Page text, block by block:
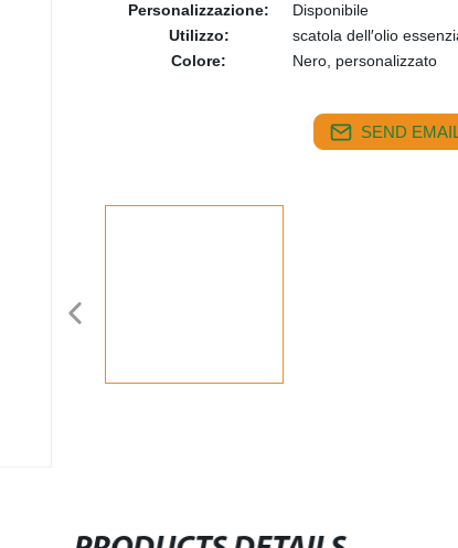
Personalizzazione:
Disponibile
Utilizzo:
scatola dell′olio
Colore:
Nero, personalizzato
SEND